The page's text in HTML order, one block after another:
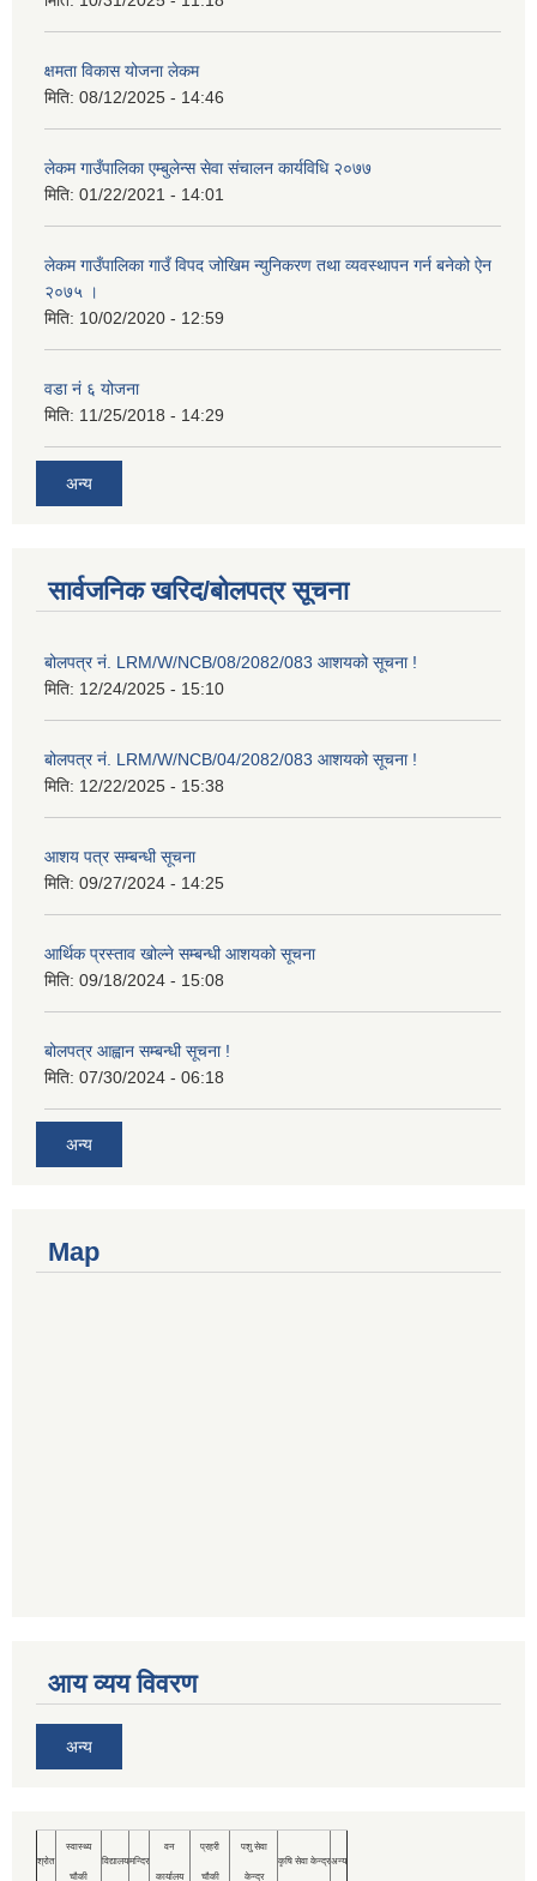
क्षमता विकास योजना लेकम
मिति: 08/12/2025 - 14:46
लेकम गाउँपालिका एम्बुलेन्स सेवा संचालन कार्यविधि २०७७
मिति: 01/22/2021 - 14:01
लेकम गाउँपालिका गाउँ विपद जोखिम न्युनिकरण तथा व्यवस्थापन गर्न बनेको ऐन
२०७५ ।
मिति: 10/02/2020 - 12:59
वडा नं ६ योजना
मिति: 11/25/2018 - 14:29
अन्य
सार्वजनिक खरिद/बोलपत्र सूचना
बोलपत्र नं. LRM/W/NCB/08/2082/083 आशयको सूचना !
मिति: 12/24/2025 - 15:10
बोलपत्र नं. LRM/W/NCB/04/2082/083 आशयको सूचना !
मिति: 12/22/2025 - 15:38
आशय पत्र सम्बन्धी सूचना
मिति: 09/27/2024 - 14:25
आर्थिक प्रस्ताव खोल्ने सम्बन्धी आशयको सूचना
मिति: 09/18/2024 - 15:08
बोलपत्र आह्वान सम्बन्धी सूचना !
मिति: 07/30/2024 - 06:18
अन्य
Map
आय व्यय विवरण
अन्य
श्रोत
स्वास्थ्य
चौकी
विद्यालयमन्दिर
वन
कार्यालय
प्रहरी
चौकी
पशु सेवा
केन्द्र
कृषि सेवा केन्द्रअन्य